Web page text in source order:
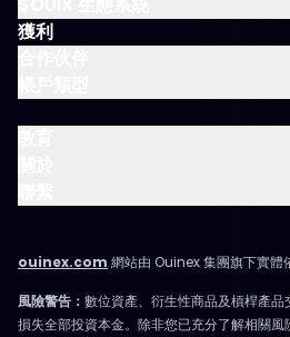
獲利
ouinex.com 網站由 Ouinex 集團旗下實體
風險警告： 數位資產、衍生性商品及槓桿產
損失全部投資本金。除非您已充分了解相關